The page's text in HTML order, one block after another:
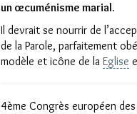
un œcuménisme marial.
Il devrait se nourrir de
de la Parole, parfaitement
modèle et icône de la Eglise
4ème Congrès européen